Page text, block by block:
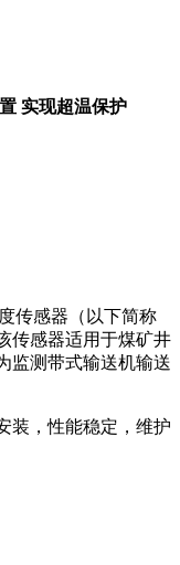
实现超温保护
传感器（以下简称
传感器适用于煤矿井
监测带式输送机输送
装，性能稳定，维护